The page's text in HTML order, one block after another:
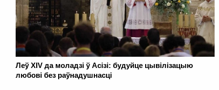
Леў XIV да моладзі ў Асізі: будуйце цывілізацыю
любові без раўнадушнасці